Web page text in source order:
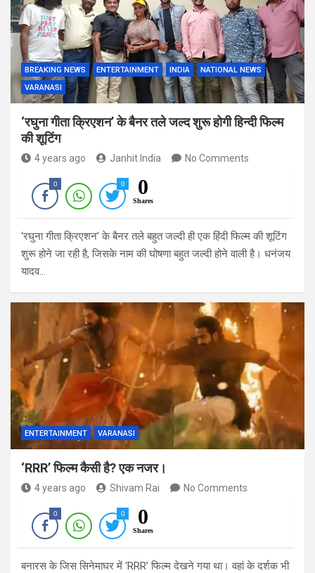
BREAKING NEWS ENTERTAINMENT INDIA
NATIONAL NEWS
VARANASI
‘रघुना गीता क्रिएशन’ के बैनर तले जल्द शुरू होगी हिन्दी फिल्म
की शूटिंग
4 years ago Janhit India No Comments
0 0 0
Shares
‘रघुना गीता क्रिएशन’ के बैनर तले बहुत जल्दी ही एक हिंदी फिल्म की शूटिंग
शुरू होने जा रही है, जिसके नाम की घोषणा बहुत जल्दी होने वाली है। धनंजय
यादव…
ENTERTAINMENT VARANASI
‘RRR’ फिल्म कैसी है? एक नजर।
4 years ago Shivam Rai No Comments
0 0 0
Shares
बनारस के जिस सिनेमाघर में ‘RRR’ फिल्म देखने गया था। वहां के दर्शक भी